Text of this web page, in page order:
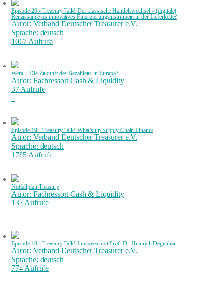
Episode 20 - Treasury Talk! Der klassische Handelswechsel – (digitale)
Renaissance als innovatives Finanzierungsinstrument in der Lieferkette?
Autor: Verband Deutscher Treasurer e.V.
Sprache: deutsch
1067 Aufrufe
Wero – Die Zukunft des Bezahlens in Europa?
Autor: Fachressort Cash & Liquidity
37 Aufrufe
Episode 19 - Treasury Talk! What’s up Supply Chain Finance
Autor: Verband Deutscher Treasurer e.V.
Sprache: deutsch
1785 Aufrufe
Notfallplan Treasury
Autor: Fachressort Cash & Liquidity
133 Aufrufe
Episode 18 - Treasury Talk! Interview mit Prof. Dr. Heinrich Degenhart
Autor: Verband Deutscher Treasurer e.V.
Sprache: deutsch
774 Aufrufe